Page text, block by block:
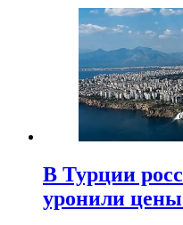
В Турции
уронили